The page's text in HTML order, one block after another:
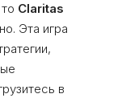
Claritas
Эта игра
в